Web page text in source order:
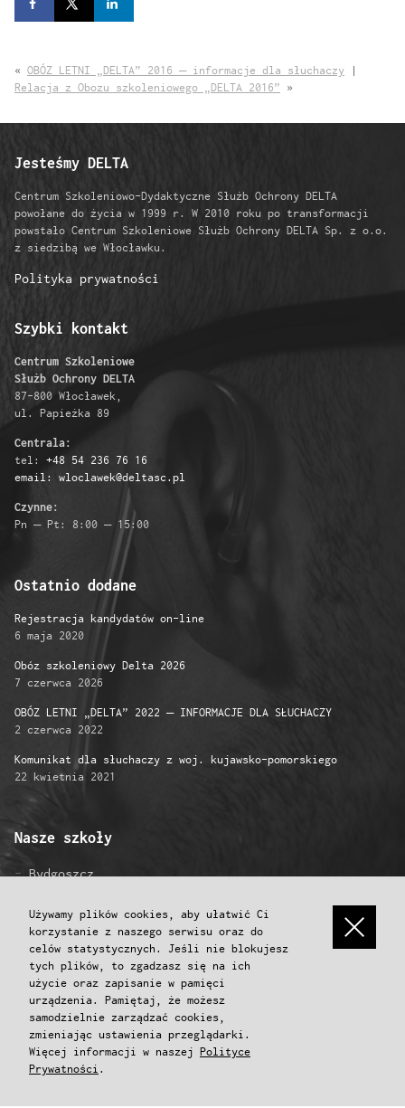
Używamy plików cookies, aby ułatwić Ci
korzystanie z naszego serwisu oraz do
celów statystycznych. Jeśli nie blokujesz
tych plików, to zgadzasz się na ich
użycie oraz zapisanie w pamięci
urządzenia. Pamiętaj, że możesz
samodzielnie zarządzać cookies,
zmieniając ustawienia przeglądarki.
Więcej informacji w naszej Polityce
Prywatności .
« OBÓZ LETNI „DELTA” 2016 – informacje dla słuchaczy |
Relacja z Obozu szkoleniowego „DELTA 2016” »
Jesteśmy DELTA
Centrum Szkoleniowo-Dydaktyczne Służb Ochrony DELTA
powołane do życia w 1999 r. W 2010 roku po transformacji
powstało Centrum Szkoleniowe Służb Ochrony DELTA Sp. z o.o.
z siedzibą we Włocławku.
Polityka prywatności
Szybki kontakt
Centrum Szkoleniowe
Służb Ochrony DELTA
87-800 Włocławek,
ul. Papieżka 89
Centrala:
tel: +48 54 236 76 16
email: wloclawek@deltasc.pl
Czynne:
Pn – Pt: 8:00 – 15:00
Ostatnio dodane
Rejestracja kandydatów on-line
6 maja 2020
Obóz szkoleniowy Delta 2026
7 czerwca 2026
OBÓZ LETNI „DELTA” 2022 – INFORMACJE DLA SŁUCHACZY
2 czerwca 2022
Komunikat dla słuchaczy z woj. kujawsko-pomorskiego
22 kwietnia 2021
Nasze szkoły
Bydgoszcz
Grudziądz
Inowrocław
Konin
Koszalin
Poznań
Przemyśl
Toruń
Włocławek